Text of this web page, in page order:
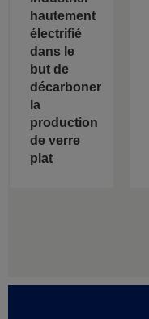
hautement
électrifié
dans le
but de
décarboner
la
production
de verre
plat